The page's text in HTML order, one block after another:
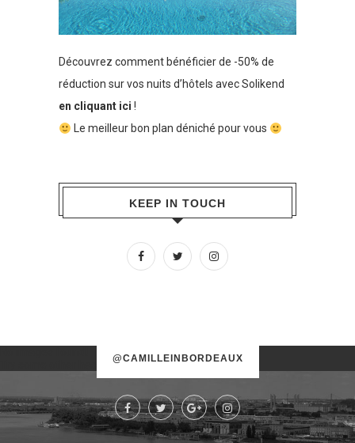
Découvrez comment bénéficier de -50% de
réduction sur vos nuits d’hôtels avec Solikend
en cliquant ici !
Le meilleur bon plan déniché pour vous
KEEP IN TOUCH
@CAMILLEINBORDEAUX
Try some other hashtag or username